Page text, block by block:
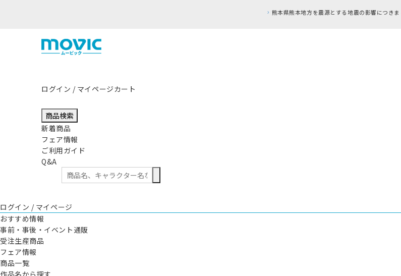
ログイン / マイページカート
商品検索
新着商品
フェア情報
ご利用ガイド
Q&A
ログイン / マイページ
おすすめ情報
事前・事後・イベント通販
受注生産商品
フェア情報
商品一覧
作品名から探す